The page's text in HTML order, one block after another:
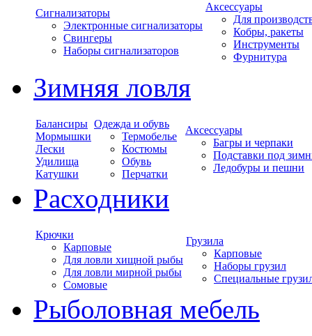
Сигнализаторы
Электронные сигнализаторы
Свингеры
Наборы сигнализаторов
Аксессуары
Для
Кобры, ракеты
Инструменты
Фурнитура
Зимняя ловля
Балансиры
Мормышки
Лески
Удилища
Катушки
Одежда и обувь
Термобелье
Костюмы
Обувь
Перчатки
Аксессуары
Багры и черпаки
Подставки под
Ледобуры и пешни
Расходники
Крючки
Карповые
Для ловли хищной рыбы
Для ловли мирной рыбы
Сомовые
Грузила
Карповые
Наборы грузил
Специальные
Рыболовная мебель